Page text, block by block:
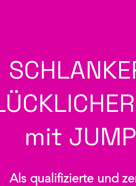
mit
Als qualifizierte und